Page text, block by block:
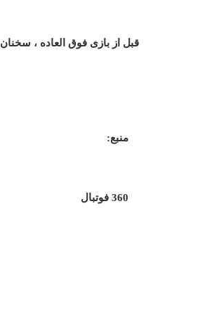
قبل از بازی فوق العاده ، سخنان
منبع:
360 فوتبال